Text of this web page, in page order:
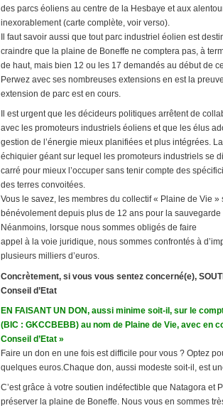
des parcs éoliens au centre de la Hesbaye et aux
inexorablement (carte complète, voir verso).
Il faut savoir aussi que tout parc industriel éolien est
craindre que la plaine de Boneffe ne comptera pas, à
de haut, mais bien 12 ou les 17 demandés au début de
Perwez avec ses nombreuses extensions en est la
extension de parc est en cours.
Il est urgent que les décideurs politiques arrêtent de
avec les promoteurs industriels éoliens et que les élus
gestion de l’énergie mieux planifiées et plus intégrées.
échiquier géant sur lequel les promoteurs industriels se
carré pour mieux l’occuper sans tenir compte des
des terres convoitées.
Vous le savez, les membres du collectif « Plaine de Vie »
bénévolement depuis plus de 12 ans pour la
Néanmoins, lorsque nous sommes obligés de faire
appel à la voie juridique, nous sommes confrontés à
plusieurs milliers d’euros.
Concrètement, si vous vous sentez concerné(e),
Conseil d’Etat
EN FAISANT UN DON, aussi minime soit-il, sur le
(BIC : GKCCBEBB) au nom de Plaine de Vie, avec en
Conseil d’Etat »
Faire un don en une fois est difficile pour vous ? Optez
quelques euros.Chaque don, aussi modeste soit-il, est
C’est grâce à votre soutien indéfectible que Natagora et
préserver la plaine de Boneffe. Nous vous en sommes